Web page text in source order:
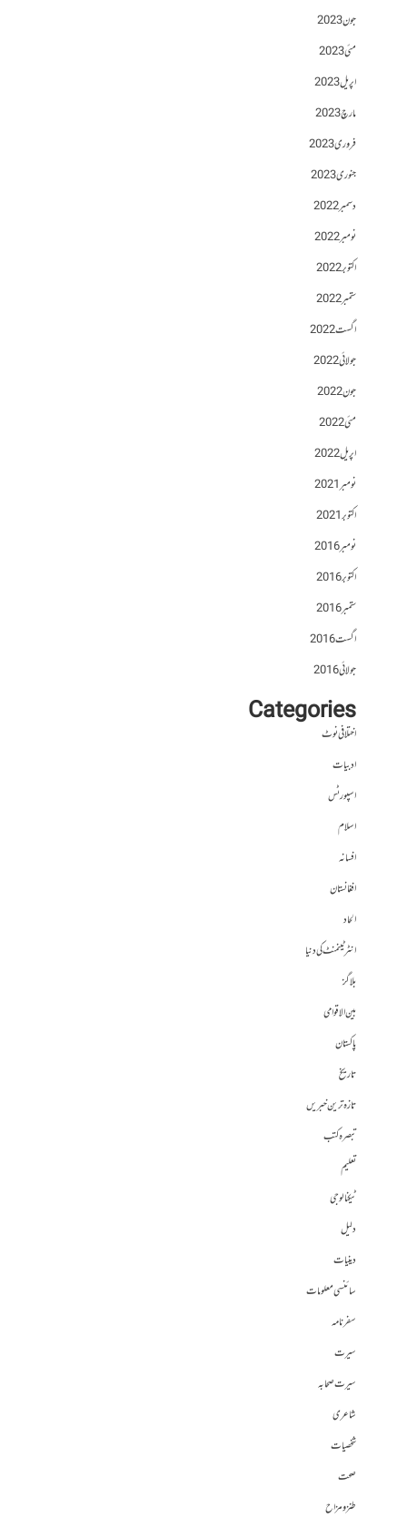
جون 2023
مئی 2023
اپریل 2023
مارچ 2023
فروری 2023
جنوری 2023
دسمبر 2022
نومبر 2022
اکتوبر 2022
ستمبر 2022
اگست 2022
جولائی 2022
جون 2022
مئی 2022
اپریل 2022
نومبر 2021
اکتوبر 2021
نومبر 2016
اکتوبر 2016
ستمبر 2016
اگست 2016
جولائی 2016
Categories
اختلافی نوٹ
ادبیات
اسپورٹس
اسلام
افسانہ
افغانستان
الحاد
انٹرٹینمنٹ کی دنیا
بلاگز
بین الاقوامی
پاکستان
تاریخ
تازہ ترین خبریں
تبصرہ کتب
تعلیم
ٹیکنالوجی
دلیل
دینیات
سائنسی معلومات
سفرنامہ
سیرت
سیرت صحابہ
شاعری
شخصیات
صحت
طنز و مزاح